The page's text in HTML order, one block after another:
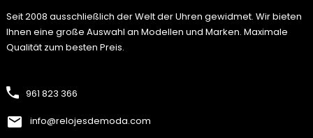
Seit 2008 ausschließlich der Welt der Uhren gewidmet. Wir bieten
Ihnen eine große Auswahl an Modellen und Marken. Maximale
Qualität zum besten Preis.
961 823 366
info@relojesdemoda.com